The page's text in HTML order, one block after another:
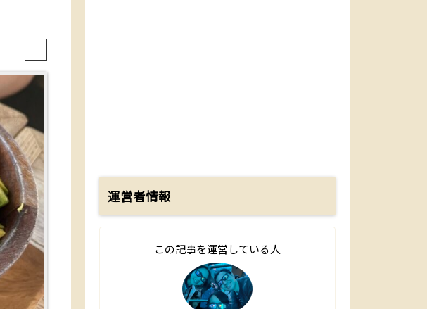
運営者情報
この記事を運営している人